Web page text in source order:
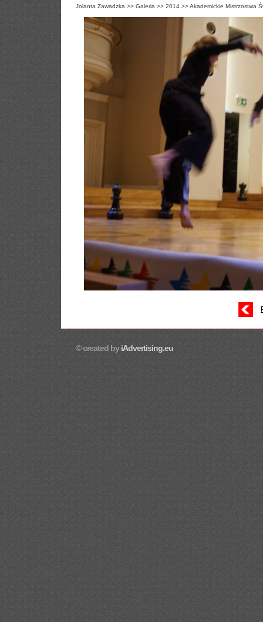
Jolanta Zawadzka >> Galeria >> 2014 >>Akademickie Mistrzostwa
© created byiAdvertising.eu